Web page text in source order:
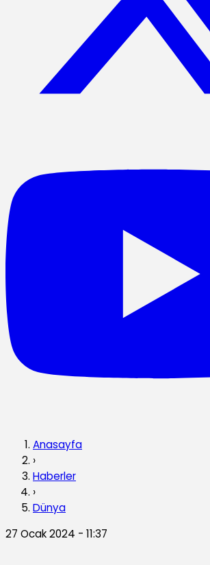
Anasayfa
›
Haberler
›
Dünya
27 Ocak 2024 - 11:37